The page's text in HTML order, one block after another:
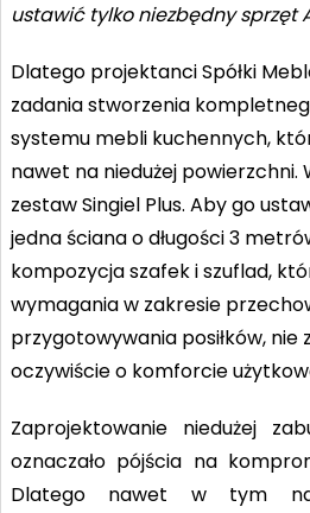
ustawić tylko niezbędny sprzęt
Dlatego projektanci Spółki
zadania stworzenia
systemu mebli kuchennych,
nawet na niedużej powierzchni.
zestaw Singiel Plus. Aby go
jedna ściana o długości 3
kompozycja szafek i szuflad,
wymagania w zakresie
przygotowywania posiłków, nie
oczywiście o komforcie
Zaprojektowanie niedużej
oznaczało pójścia na
Dlatego nawet w tym